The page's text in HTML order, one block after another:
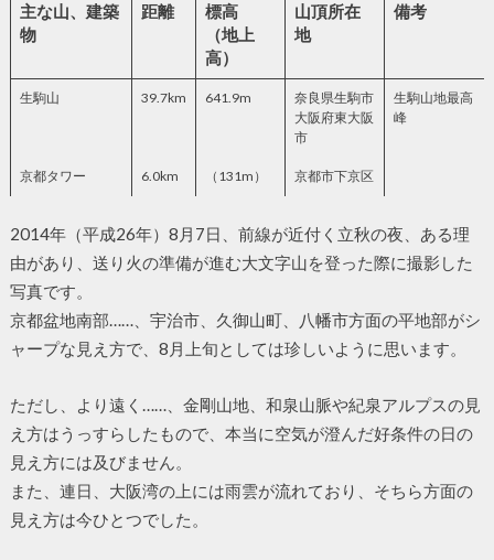
主な山、建築
物
距離
標高
（地上
高）
山頂所在
地
備考
生駒山 39.7km 641.9m
奈良県生駒市
大阪府東大阪
市
生駒山地最高
峰
京都タワー 6.0km （131m） 京都市下京区
2014年（平成26年）8月7日、前線が近付く立秋の夜、ある理
由があり、送り火の準備が進む大文字山を登った際に撮影した
写真です。
京都盆地南部……、宇治市、久御山町、八幡市方面の平地部がシ
ャープな見え方で、8月上旬としては珍しいように思います。
ただし、より遠く……、金剛山地、和泉山脈や紀泉アルプスの見
え方はうっすらしたもので、本当に空気が澄んだ好条件の日の
見え方には及びません。
また、連日、大阪湾の上には雨雲が流れており、そちら方面の
見え方は今ひとつでした。